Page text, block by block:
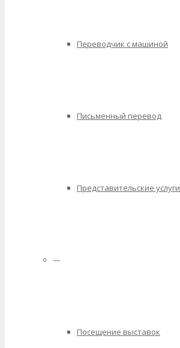
Переводчик с машиной
Письменный перевод
Представительские услуги
—
Посещение выставок